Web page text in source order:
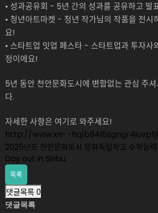
• 성과공유회 - 5년 간의 성과를 공유하고 발
• 청년아트마켓 - 청년 작가님의 작품을 전시
요!
• 스타트업 밋업 페스타 - 스타트업과 투자사
정이에요!
5년 동안 천안문화도시에 변함없는 관심 주
다.
자세한 사항은 여기로 와주세요!
http://www.xn--
2025년도 천안문화도시 문화독립학교 수학능
Day out in Sinbu
목록
댓글목록0
댓글목록